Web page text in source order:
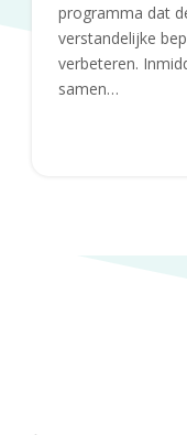
programma dat
verstandelijke
verbeteren.
samen…